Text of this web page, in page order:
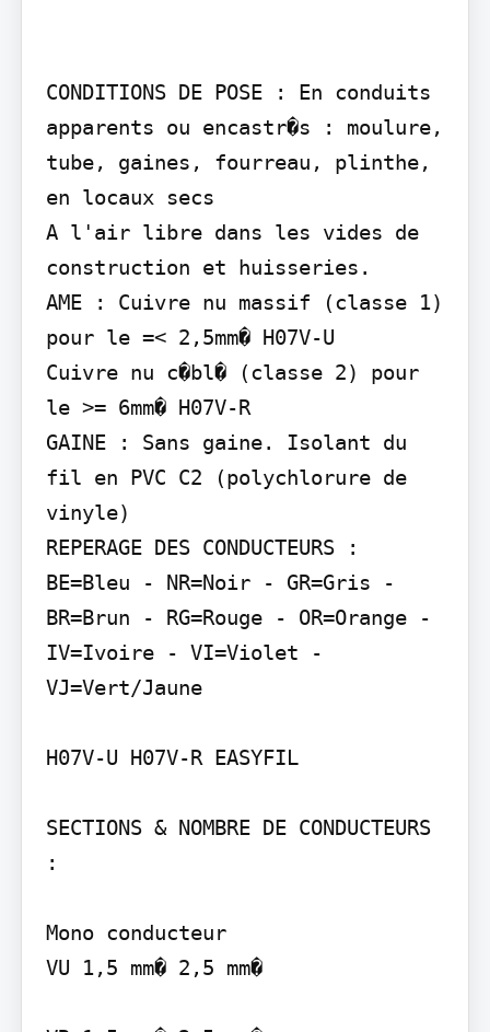
CONDITIONS DE POSE : En conduits
apparents ou encastr�s : moulure,
tube, gaines, fourreau, plinthe,
en locaux secs
A l'air libre dans les vides de
construction et huisseries.
AME : Cuivre nu massif (classe 1)
pour le =< 2,5mm� H07V-U
Cuivre nu c�bl� (classe 2) pour
le >= 6mm� H07V-R
GAINE : Sans gaine. Isolant du
fil en PVC C2 (polychlorure de
vinyle)
REPERAGE DES CONDUCTEURS :
BE=Bleu - NR=Noir - GR=Gris -
BR=Brun - RG=Rouge - OR=Orange -
IV=Ivoire - VI=Violet -
VJ=Vert/Jaune
H07V-U H07V-R EASYFIL
SECTIONS & NOMBRE DE CONDUCTEURS
:
Mono conducteur
VU 1,5 mm� 2,5 mm�